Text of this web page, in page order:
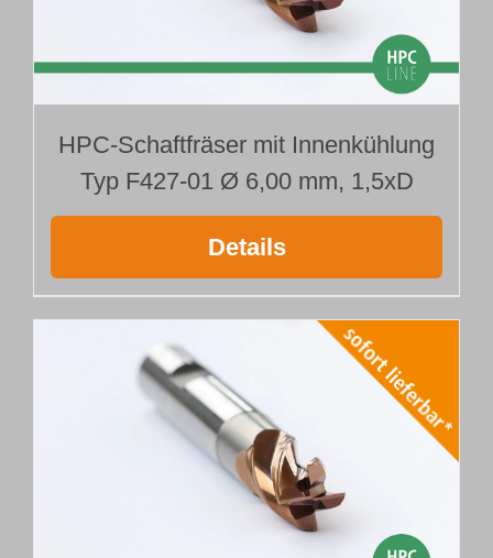
HPC-Schaftfräser mit Innenkühlung
Typ F427-01 Ø 6,00 mm, 1,5xD
Details